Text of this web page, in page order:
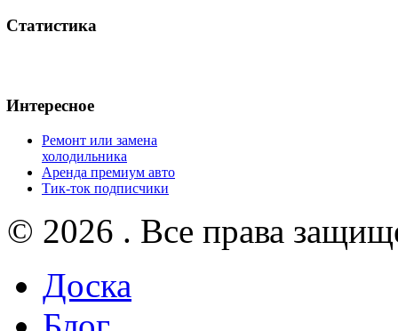
Статистика
Интересное
Ремонт или замена
холодильника
Аренда премиум авто
Тик-ток подписчики
© 2026 . Все права
Доска